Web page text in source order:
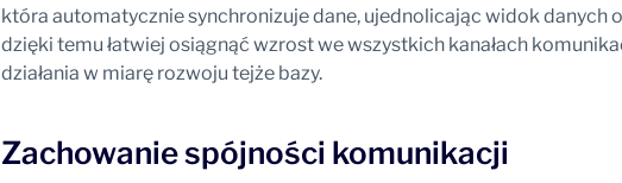
która automatycznie synchronizuje dane, ujednolicając widok danych
dzięki temu łatwiej osiągnąć wzrost we wszystkich kanałach
działania w miarę rozwoju tejże bazy.
Zachowanie spójności komunikacji